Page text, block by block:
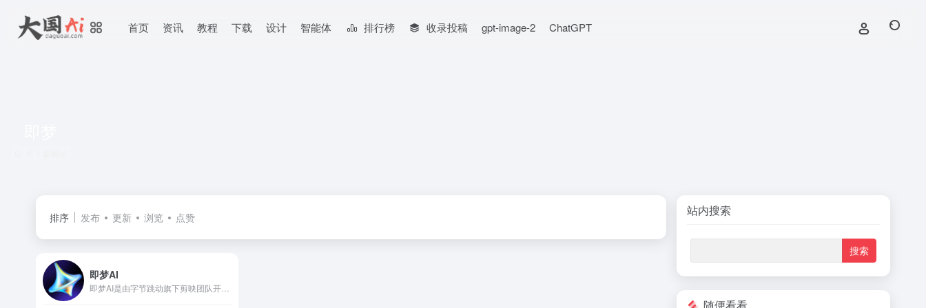
首页 资讯 教程 下载 设计 智能体 排行榜 收录投稿 gpt-image-2 ChatGPT
排序 发布 更新 浏览 点赞
即梦AI
站内搜索